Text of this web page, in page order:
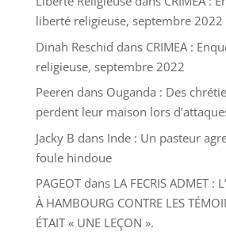
liberté religieuse, septembre 2022
Dinah Reschid dans CRIMEA :
religieuse, septembre 2022
Peeren dans Ouganda : Des
perdent leur maison lors
Jacky B dans Inde : Un pasteur
foule hindoue
PAGEOTdans LA FECRIS ADMET :
À HAMBOURG CONTRE LES
ÉTAIT « UNE LEÇON ».